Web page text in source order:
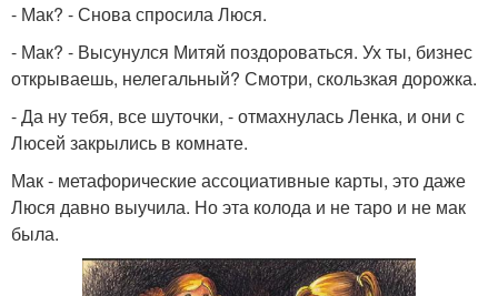
- Мак? - Снова спросила Люся.
- Мак? - Высунулся Митяй поздороваться. Ух ты, бизнес
открываешь, нелегальный? Смотри, скользкая дорожка.
- Да ну тебя, все шуточки, - отмахнулась Ленка, и они с
Люсей закрылись в комнате.
Мак - метафорические ассоциативные карты, это даже
Люся давно выучила. Но эта колода и не таро и не мак
была.